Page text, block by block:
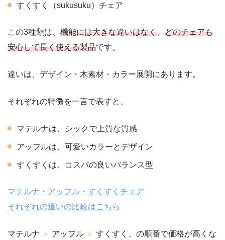
すくすく（sukusuku）チェア
この3種類は、 機能には大きな違いはなく
どのチェアも
安心して長く使える製品です。
違いは、デザイン・木素材・カラー展開にあります。
それぞれの特徴を一言で表すと、
マテルナは、シックで上質な質感
アッフルは、可愛いカラーとデザイン
すくすくは、コスパの良いバランス型
マテルナ・アッフル・すくすくチェア
それぞれの違いの比較はこちら
マテルナ ＞ アッフル ＞ すくすく、の順番で価格が高くな